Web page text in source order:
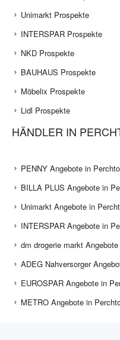
Unimarkt Prospekte
INTERSPAR Prospekte
NKD Prospekte
BAUHAUS Prospekte
Möbelix Prospekte
Lidl Prospekte
HÄNDLER IN
PENNY Angebote in
BILLA PLUS Angebote in
Unimarkt Angebote in
INTERSPAR Angebote in
dm drogerie markt
ADEG Nahversorger
EUROSPAR Angebote in
METRO Angebote in